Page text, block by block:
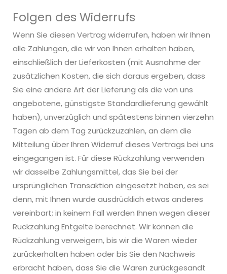
Folgen des Widerrufs
Wenn Sie diesen Vertrag widerrufen, haben wir Ihnen
alle Zahlungen, die wir von Ihnen erhalten haben,
einschließlich der Lieferkosten (mit Ausnahme der
zusätzlichen Kosten, die sich daraus ergeben, dass
Sie eine andere Art der Lieferung als die von uns
angebotene, günstigste Standardlieferung gewählt
haben), unverzüglich und spätestens binnen vierzehn
Tagen ab dem Tag zurückzuzahlen, an dem die
Mitteilung über Ihren Widerruf dieses Vertrags bei uns
eingegangen ist. Für diese Rückzahlung verwenden
wir dasselbe Zahlungsmittel, das Sie bei der
ursprünglichen Transaktion eingesetzt haben, es sei
denn, mit Ihnen wurde ausdrücklich etwas anderes
vereinbart; in keinem Fall werden Ihnen wegen dieser
Rückzahlung Entgelte berechnet. Wir können die
Rückzahlung verweigern, bis wir die Waren wieder
zurückerhalten haben oder bis Sie den Nachweis
erbracht haben, dass Sie die Waren zurückgesandt